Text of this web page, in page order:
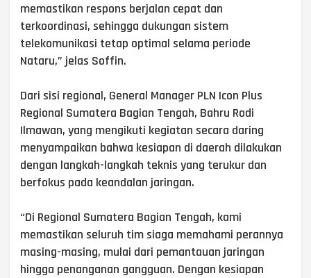
memastikan respons berjalan cepat dan
terkoordinasi, sehingga dukungan sistem
telekomunikasi tetap optimal selama periode
Nataru,” jelas Soffin.
Dari sisi regional, General Manager PLN Icon Plus
Regional Sumatera Bagian Tengah, Bahru Rodi
Ilmawan, yang mengikuti kegiatan secara daring
menyampaikan bahwa kesiapan di daerah dilakukan
dengan langkah-langkah teknis yang terukur dan
berfokus pada keandalan jaringan.
“Di Regional Sumatera Bagian Tengah, kami
memastikan seluruh tim siaga memahami perannya
masing-masing, mulai dari pemantauan jaringan
hingga penanganan gangguan. Dengan kesiapan